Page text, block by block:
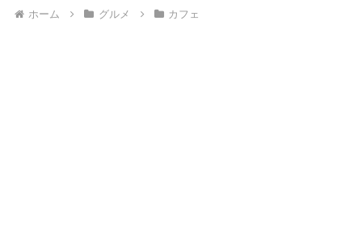
ホーム グルメ カフェ